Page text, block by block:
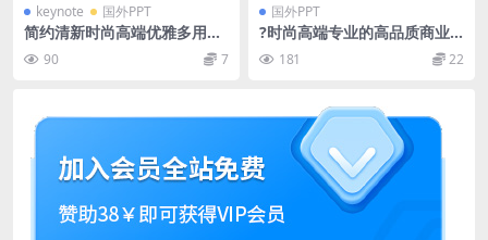
keynote 国外PPT
简约清新时尚高端优雅多用途
powerpoint幻灯片演示模板
（pptx&keynote）
90 7
国外PPT
?时尚高端专业的高品质商业P
owerPoint幻灯片演示模板
（pptx）
181 22